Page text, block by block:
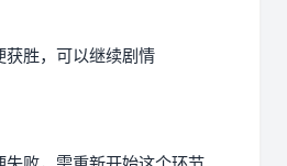
胜，可以继续剧情